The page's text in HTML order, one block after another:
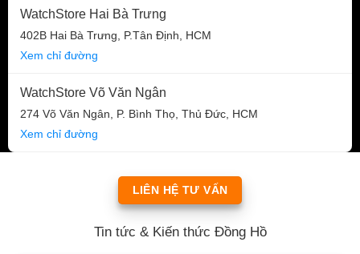
WatchStore Hai Bà Trưng
402B Hai Bà Trưng, P.Tân Định, HCM
Xem chỉ đường
WatchStore Võ Văn Ngân
274 Võ Văn Ngân, P. Bình Thọ, Thủ Đức, HCM
Xem chỉ đường
LIÊN HỆ TƯ VẤN
Tin tức & Kiến thức Đồng Hồ